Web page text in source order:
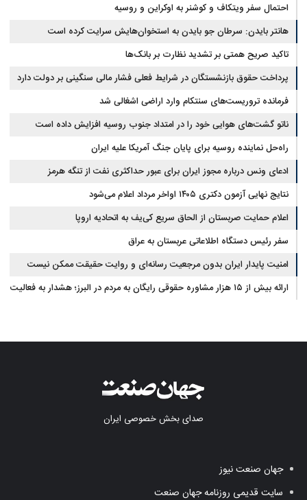
احتمال سفر ویتکاف و کوشنر به اوکراین و روسیه
هانتر بایدن: سرطان جو بایدن به استخوان‌هایش سرایت کرده است
تاکید صریح همتی بر تشدید نظارت بر بانک‌ها
پرداخت حقوق بازنشستگان در شرایط فعلی فشار مالی سنگینی بر دولت دارد
فرمانده تروریست‌های سنتکام وارد اراضی اشغالی شد
ناتو گشت‌های هوایی خود را در امتداد جنوب روسیه افزایش داده است
راه‌حل نماینده روسیه برای پایان جنگ آمریکا علیه ایران
ادعای ونس درباره مجوز ایران برای عبور حداکثری نفت از تنگه هرمز
نتایج نهایی آزمون دکتری ۱۴۰۵ اواخر مرداد اعلام می‌شود
اعلام حمایت صربستان از الحاق سریع کی‌یف به اتحادیه اروپا
سفر رئیس دستگاه اطلاعاتی عربستان به عراق
امنیت پایدار ایران بدون مرجعیت رسانه‌ای و روایت حقیقت ممکن نیست
ارائه بیش از ۱۵ هزار مشاوره حقوقی رایگان به مردم در البرز؛ هشدار به فعالیت
صدای بخش خصوصی ایران
جهان صنعت نیوز
سایت قدیمی روزنامه جهان صنعت